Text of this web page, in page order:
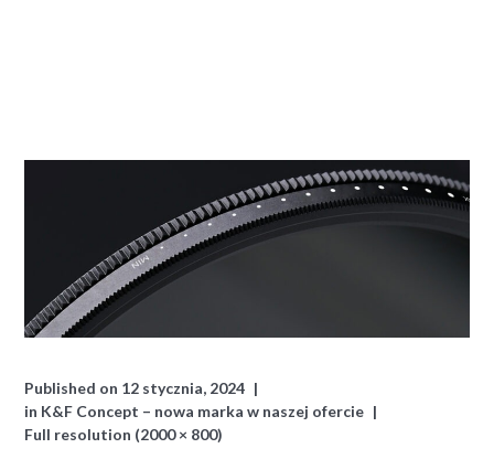
Published on 12 stycznia, 2024
in K&F Concept – nowa marka w naszej ofercie
Full resolution (2000 × 800)